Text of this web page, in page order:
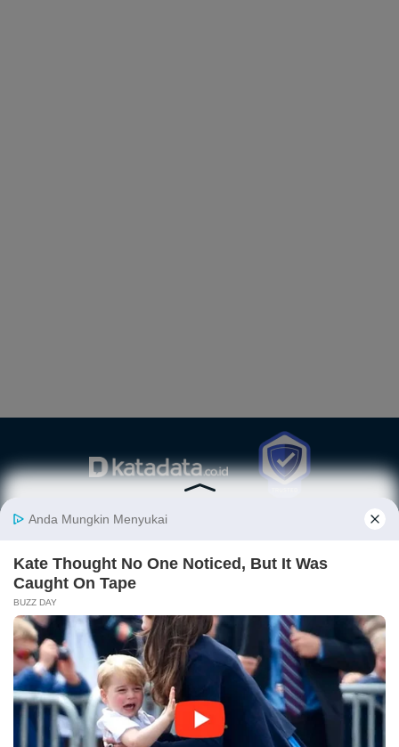
Berita
Nasional
Industri
Internasional
Energi
Finansial
Keuangan
Bursa
Korporasi
Fintech
Startup
Gadget
Teknologi
Ekonomi
Profil
Istilah
Ekonomi
Ekonomi
Hijau
Jurnalisme
Data
In-Depth &
Opini
Video